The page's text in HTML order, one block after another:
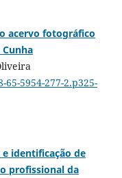
acervo fotográfico
5954-277-2.p325-
identificação de
profissional da